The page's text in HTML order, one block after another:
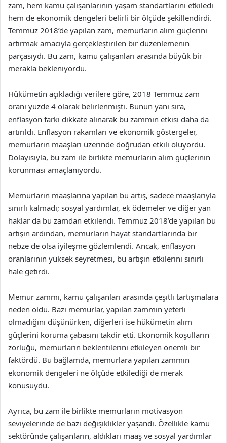
zam, hem kamu çalışanlarının yaşam standartlarını etkiledi
hem de ekonomik dengeleri belirli bir ölçüde şekillendirdi.
Temmuz 2018’de yapılan zam, memurların alım güçlerini
artırmak amacıyla gerçekleştirilen bir düzenlemenin
parçasıydı. Bu zam, kamu çalışanları arasında büyük bir
merakla bekleniyordu.
Hükümetin açıkladığı verilere göre, 2018 Temmuz zam
oranı yüzde 4 olarak belirlenmişti. Bunun yanı sıra,
enflasyon farkı dikkate alınarak bu zammın etkisi daha da
artırıldı. Enflasyon rakamları ve ekonomik göstergeler,
memurların maaşları üzerinde doğrudan etkili oluyordu.
Dolayısıyla, bu zam ile birlikte memurların alım güçlerinin
korunması amaçlanıyordu.
Memurların maaşlarına yapılan bu artış, sadece maaşlarıyla
sınırlı kalmadı; sosyal yardımlar, ek ödemeler ve diğer yan
haklar da bu zamdan etkilendi. Temmuz 2018’de yapılan bu
artışın ardından, memurların hayat standartlarında bir
nebze de olsa iyileşme gözlemlendi. Ancak, enflasyon
oranlarının yüksek seyretmesi, bu artışın etkilerini sınırlı
hale getirdi.
Memur zammı, kamu çalışanları arasında çeşitli tartışmalara
neden oldu. Bazı memurlar, yapılan zammın yeterli
olmadığını düşünürken, diğerleri ise hükümetin alım
güçlerini koruma çabasını takdir etti. Ekonomik koşulların
zorluğu, memurların beklentilerini etkileyen önemli bir
faktördü. Bu bağlamda, memurlara yapılan zammın
ekonomik dengeleri ne ölçüde etkilediği de merak
konusuydu.
Ayrıca, bu zam ile birlikte memurların motivasyon
seviyelerinde de bazı değişiklikler yaşandı. Özellikle kamu
sektöründe çalışanların, aldıkları maaş ve sosyal yardımlar